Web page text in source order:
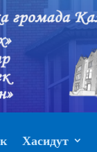
Хасидут